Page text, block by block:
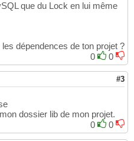
in
No
- - - - - - - - - - -
in ''
in
in
in
que du Lock en lui même
dépendences de ton projet ?
0
0
#3
dossier lib de mon projet.
0
0